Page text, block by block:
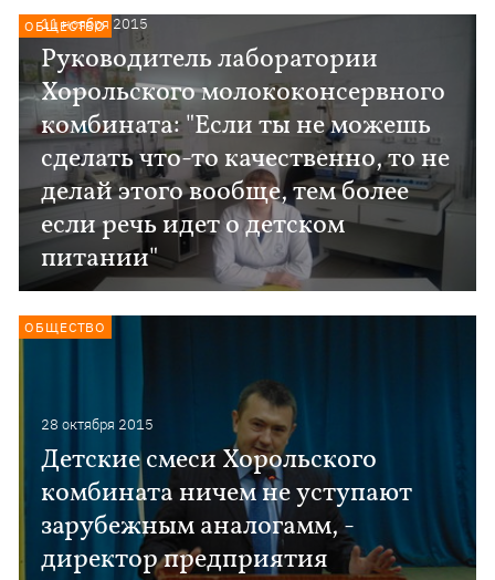
11 ноября 2015
Руководитель лаборатории
Хорольского молококонсервного
комбината: "Если ты не можешь
сделать что-то качественно, то не
делай этого вообще, тем более
если речь идет о детском
питании"
ОБЩЕСТВО
28 октября 2015
Детские смеси Хорольского
комбината ничем не уступают
зарубежным аналогамм, -
директор предприятия
ОБЩЕСТВО